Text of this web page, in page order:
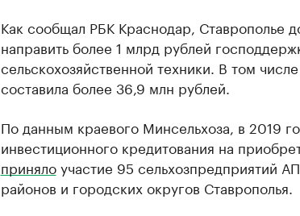
Как сообщал РБК Краснодар, Ставрополье
направить более 1 млрд рублей
сельскохозяйственной техники. В том
составила более 36,9 млн рублей.
По данным краевого Минсельхоза, в 2019
инвестиционного кредитования на
принялоучастие 95 сельхозпредприятий
районов и городских округов Ставрополья.